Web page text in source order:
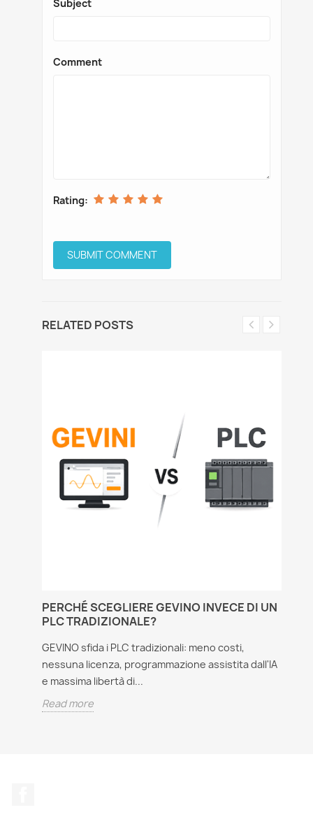
Subject
Comment
Rating:
RELATED POSTS
PERCHÉ SCEGLIERE GEVINO INVECE DI UN
PLC TRADIZIONALE?
GEVINO sfida i PLC tradizionali: meno costi,
nessuna licenza, programmazione assistita dall'IA
e massima libertà di...
Read more